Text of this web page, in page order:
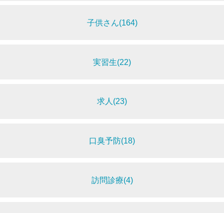
子供さん(164)
実習生(22)
求人(23)
口臭予防(18)
訪問診療(4)